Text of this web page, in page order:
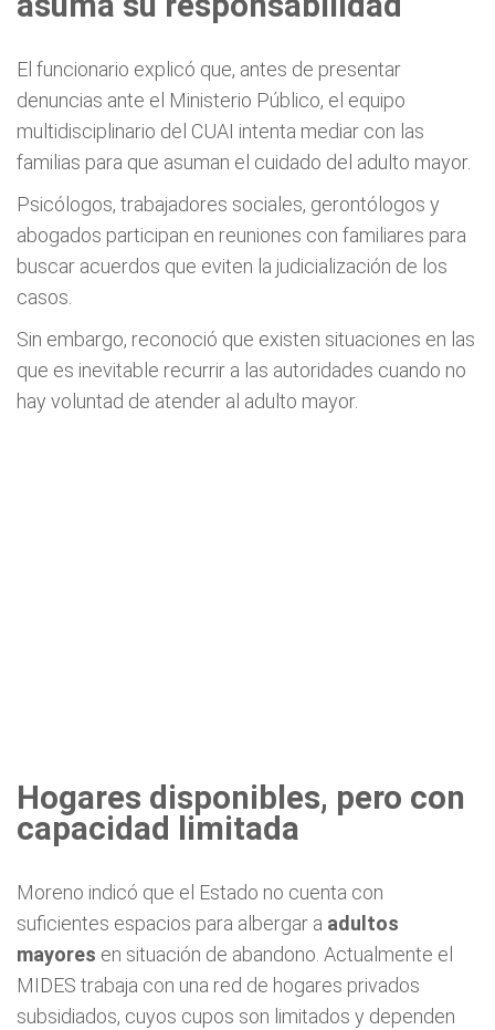
El funcionario explicó que, antes de presentar
denuncias ante el Ministerio Público, el equipo
multidisciplinario del CUAI intenta mediar con las
familias para que asuman el cuidado del adulto mayor.
Psicólogos, trabajadores sociales, gerontólogos y
abogados participan en reuniones con familiares para
buscar acuerdos que eviten la judicialización de los
casos.
Sin embargo, reconoció que existen situaciones en las
que es inevitable recurrir a las autoridades cuando no
hay voluntad de atender al adulto mayor.
Hogares disponibles, pero con
capacidad limitada
Moreno indicó que el Estado no cuenta con
suficientes espacios para albergar a adultos
mayores en situación de abandono. Actualmente el
MIDES trabaja con una red de hogares privados
subsidiados, cuyos cupos son limitados y dependen